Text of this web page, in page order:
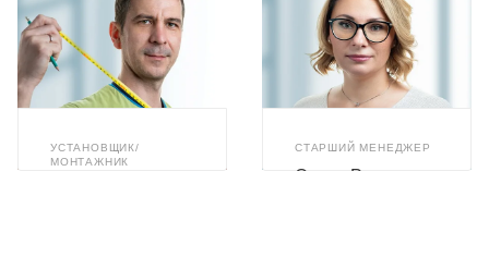
УСТАНОВЩИК/
МОНТАЖНИК
СТАРШИЙ МЕНЕДЖЕР
Олеся Романюк